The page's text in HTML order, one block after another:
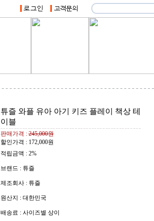
튜즐 와플 유아 아기 키즈 플레이 책상 테
이블
판매가격 :245,000원
할인가격 : 172,000원
적립금액 : 2%
브랜드 : 튜즐
제조회사 : 튜즐
원산지 : 대한민국
배송료 : 사이즈별 상이